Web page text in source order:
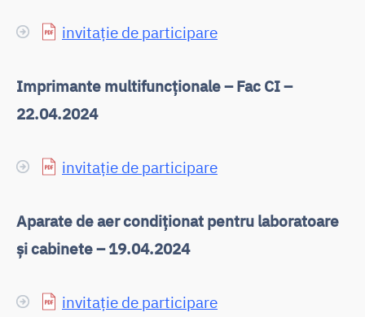
invitație de participare
Imprimante multifuncționale – Fac CI –
22.04.2024
invitație de participare
Aparate de aer condiționat pentru laboratoare
și cabinete – 19.04.2024
invitație de participare